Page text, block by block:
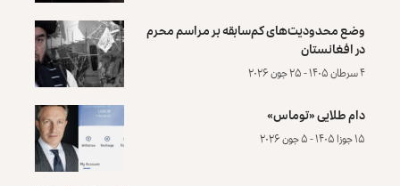
وضع محدودیت‌های کم‌سابقه بر مراسم محرم
در افغانستان
۴ سرطان ۱۴۰۵ - ۲۵ جون ۲۰۲۶
دام طلایی «توماس»
۱۵ جوزا ۱۴۰۵ - ۵ جون ۲۰۲۶